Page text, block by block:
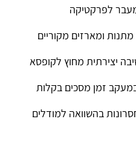
מעבר לפרקטיקה
ומארזים מקוריים
זמן מסכים בקלות
בהשוואה למודלים